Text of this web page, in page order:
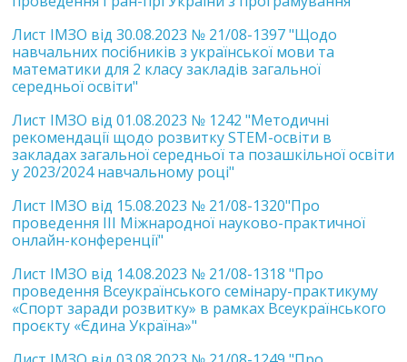
Лист ІМЗО від 30.08.2023 № 21/08-1397 "Щодо
навчальних посібників з української мови та
математики для 2 класу закладів загальної
середньої освіти"
Лист ІМЗО від 01.08.2023 № 1242 "Методичні
рекомендації щодо розвитку STEM-освіти в
закладах загальної середньої та позашкільної освіти
у 2023/2024 навчальному році"
Лист ІМЗО від 15.08.2023 № 21/08-1320"Про
проведення ІІІ Міжнародної науково-практичної
онлайн-конференції"
Лист ІМЗО від 14.08.2023 № 21/08-1318 "Про
проведення Всеукраїнського семінару-практикуму
«Спорт заради розвитку» в рамках Всеукраїнського
проєкту «Єдина Україна»"